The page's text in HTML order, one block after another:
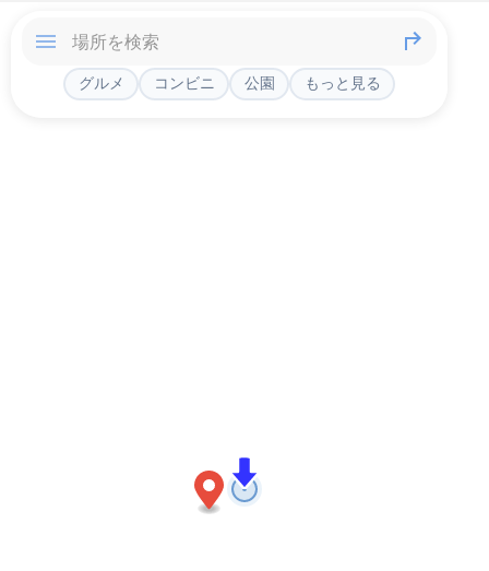
グルメ コンビニ 公園 もっと見る